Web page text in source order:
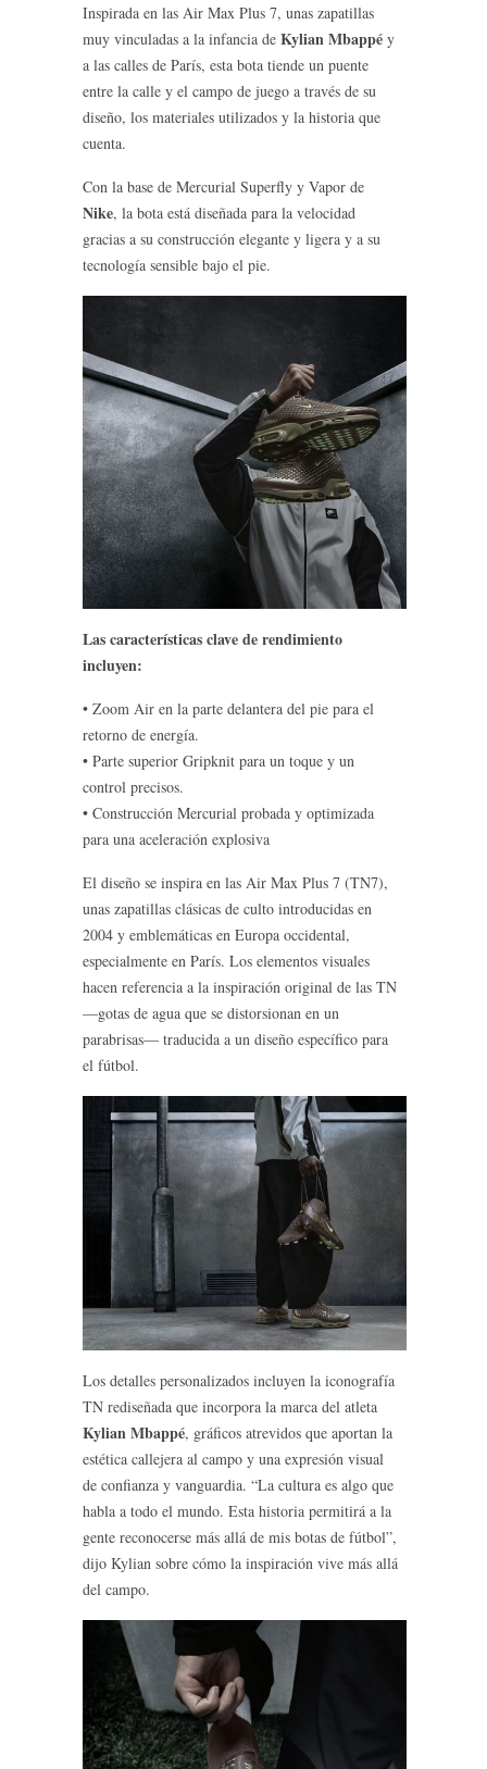
Inspirada en las Air Max Plus 7, unas zapatillas
muy vinculadas a la infancia de Kylian Mbappé y
a las calles de París, esta bota tiende un puente
entre la calle y el campo de juego a través de su
diseño, los materiales utilizados y la historia que
cuenta.
Con la base de Mercurial Superfly y Vapor de
Nike, la bota está diseñada para la velocidad
gracias a su construcción elegante y ligera y a su
tecnología sensible bajo el pie.
Las características clave de rendimiento
incluyen:
• Zoom Air en la parte delantera del pie para el
retorno de energía.
• Parte superior Gripknit para un toque y un
control precisos.
• Construcción Mercurial probada y optimizada
para una aceleración explosiva
El diseño se inspira en las Air Max Plus 7 (TN7),
unas zapatillas clásicas de culto introducidas en
2004 y emblemáticas en Europa occidental,
especialmente en París. Los elementos visuales
hacen referencia a la inspiración original de las TN
—gotas de agua que se distorsionan en un
parabrisas— traducida a un diseño específico para
el fútbol.
Los detalles personalizados incluyen la iconografía
TN rediseñada que incorpora la marca del atleta
Kylian Mbappé, gráficos atrevidos que aportan la
estética callejera al campo y una expresión visual
de confianza y vanguardia. “La cultura es algo que
habla a todo el mundo. Esta historia permitirá a la
gente reconocerse más allá de mis botas de fútbol”,
dijo Kylian sobre cómo la inspiración vive más allá
del campo.